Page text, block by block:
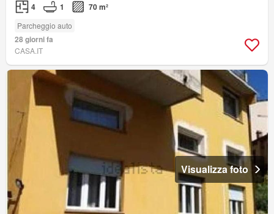
4 1 70 m²
Parcheggio auto
28 giorni fa
CASA.IT
Visualizza foto